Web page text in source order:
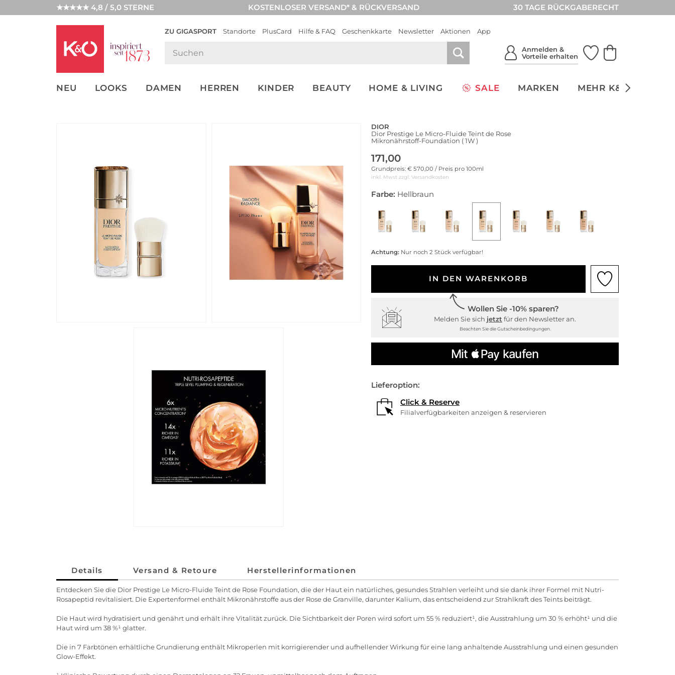
★★★★★ 4,8 / 5,0 STERNE KOSTENLOSER VERSAND* & RÜCKVERSAND 30 TAGE RÜCKGABERECHT
ZU GIGASPORT Standorte PlusCard Hilfe & FAQ Geschenkkarte Newsletter Aktionen App
Anmelden &
Vorteile erhalten
NEU LOOKS DAMEN HERREN KINDER BEAUTY HOME & LIVING SALE MARKEN MEHR K&Ö
UNSERE APP
CLICK &
DIOR
Dior Prestige Le Micro-Fluide Teint de Rose
Mikronährstoff-Foundation ( 1W )
171,00
Grundpreis: € 570,00 / Preis pro 100ml
inkl. Mwst zzgl. Versandkosten
Farbe: Hellbraun
Achtung: Nur noch 2 Stück verfügbar!
IN DEN WARENKORB
Wollen Sie -10% sparen?
Melden Sie sich jetzt für den Newsletter an.
Beachten Sie die Gutscheinbedingungen.
Lieferoption:
Click & Reserve
Filialverfügbarkeiten anzeigen & reservieren
Details Versand & Retoure Herstellerinformationen
Entdecken Sie die Dior Prestige Le Micro-Fluide Teint de Rose Foundation, die der Haut ein natürliches, gesundes Strahlen verleiht und sie dank ihrer Formel mit Nutri-
Rosapeptid revitalisiert. Die Expertenformel enthält Mikronährstoffe aus der Rose de Granville, darunter Kalium, das entscheidend zur Strahlkraft des Teints beiträgt.
Die Haut wird hydratisiert und genährt und erhält ihre Vitalität zurück. Die Sichtbarkeit der Poren wird sofort um 55 % reduziert¹, die Ausstrahlung um 30 % erhöht¹ und die
Haut wird um 38 %¹ glatter.
Die in 7 Farbtönen erhältliche Grundierung enthält Mikroperlen mit korrigierender und aufhellender Wirkung für eine lang anhaltende Ausstrahlung und einen gesunden
Glow-Effekt.